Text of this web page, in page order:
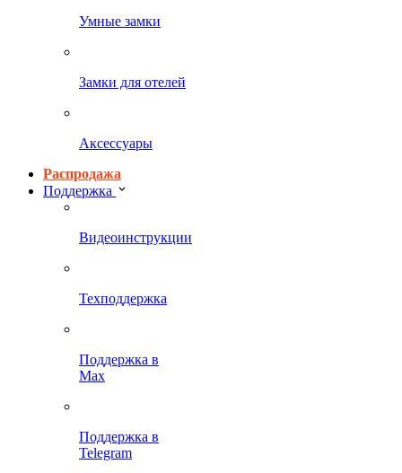
Умные замки
Замки для отелей
Аксессуары
Распродажа
Поддержка
Видеоинструкции
Техподдержка
Поддержка в
Max
Поддержка в
Telegram